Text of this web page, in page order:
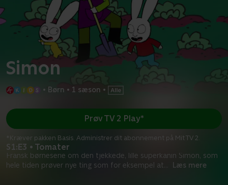
Simon
• Børn • 1 sæson •
S1:E3 • Tomater
Fransk børneserie om den tjekkede, lille superkanin Simon, som
hele tiden prøver nye ting som for eksempel at
Læs mere
Prøv TV 2 Play*
*Kræver pakken Basis. Administrer dit abonnement på Mit TV 2.